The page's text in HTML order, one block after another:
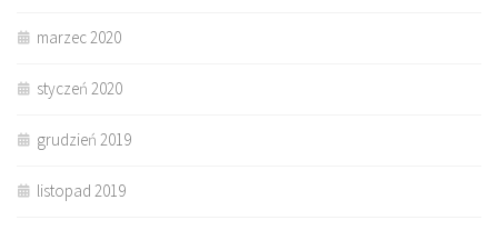
marzec 2020
styczeń 2020
grudzień 2019
listopad 2019